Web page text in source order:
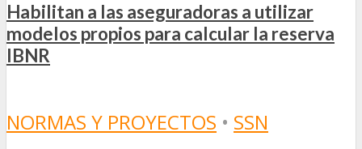
Habilitan a las aseguradoras a utilizar
modelos propios para calcular la reserva
IBNR
NORMAS Y PROYECTOS • SSN